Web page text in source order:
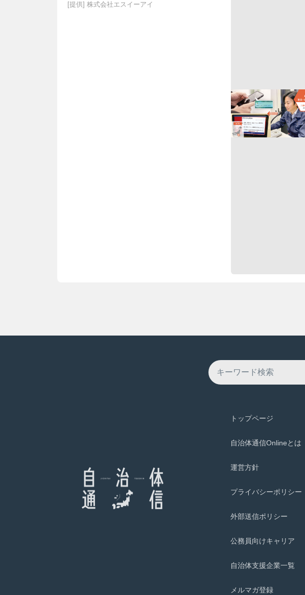
[提供] 株式会社エスイーアイ
トップページ
自治体通信Onlineとは
運営方針
プライバシーポリシー
外部送信ポリシー
公務員向けキャリア
自治体支援企業一覧
メルマガ登録